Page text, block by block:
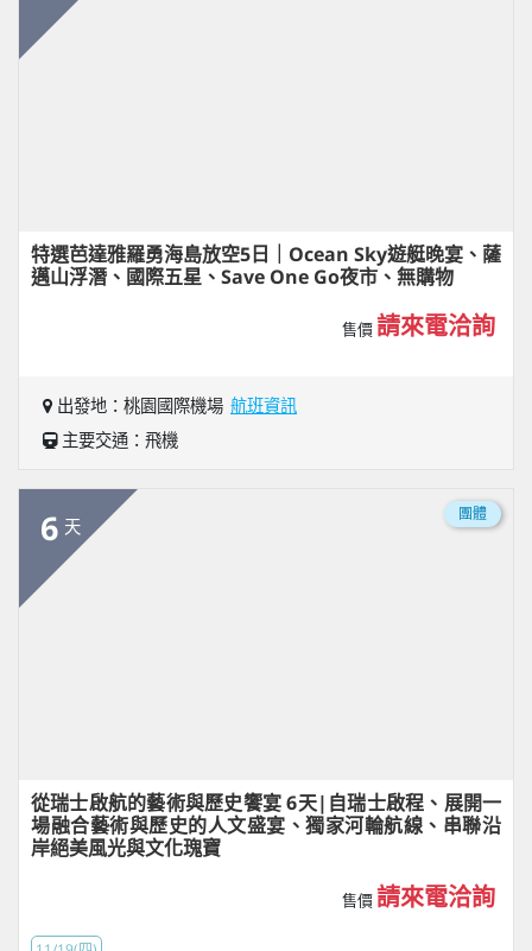
特選芭達雅羅勇海島放空5日｜Ocean Sky遊艇晚宴、薩
邁山浮潛、國際五星、Save One Go夜市、無購物
售價 請來電洽詢
出發地：桃園國際機場 航班資訊
主要交通：飛機
6 天
團體
從瑞士啟航的藝術與歷史饗宴 6天|自瑞士啟程、展開一
場融合藝術與歷史的人文盛宴、獨家河輪航線、串聯沿
岸絕美風光與文化瑰寶
售價 請來電洽詢